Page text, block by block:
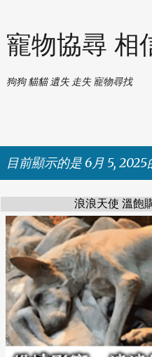
寵物協尋 相
狗狗 貓貓 遺失 走失 寵物尋找
目前顯示的是 6月 5, 2025
發
表
文
章
浪浪天使 溫飽